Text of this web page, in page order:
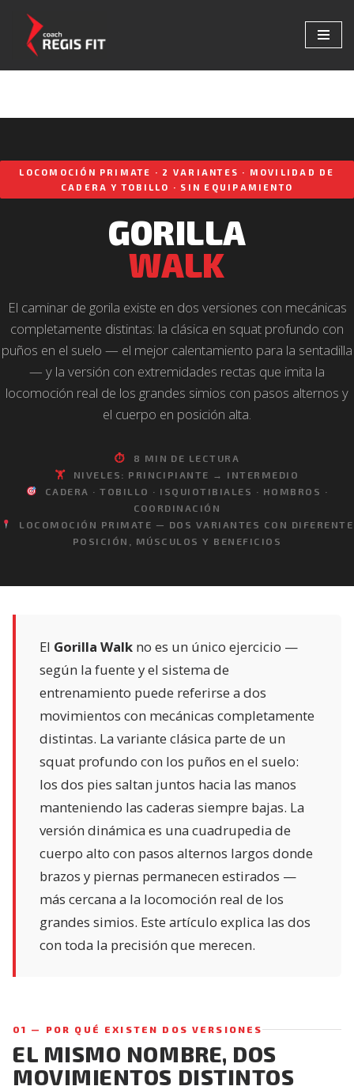
Saltar
LOCOMOCIÓN PRIMATE · 2 VARIANTES · MOVILIDAD DE
CADERA Y TOBILLO · SIN EQUIPAMIENTO
GORILLA
WALK
El caminar de gorila existe en dos versiones con mecánicas
completamente distintas: la clásica en squat profundo con
puños en el suelo — el mejor calentamiento para la sentadilla
— y la versión con extremidades rectas que imita la
locomoción real de los grandes simios con pasos alternos y
el cuerpo en posición alta.
⏱
8 MIN DE LECTURA
🏋️
NIVELES: PRINCIPIANTE → INTERMEDIO
CADERA · TOBILLO · ISQUIOTIBIALES · HOMBROS ·
COORDINACIÓN
LOCOMOCIÓN PRIMATE — DOS VARIANTES CON DIFERENTE
POSICIÓN, MÚSCULOS Y BENEFICIOS
El Gorilla Walk no es un único ejercicio —
según la fuente y el sistema de
entrenamiento puede referirse a dos
movimientos con mecánicas completamente
distintas. La variante clásica parte de un
squat profundo con los puños en el suelo:
los dos pies saltan juntos hacia las manos
manteniendo las caderas siempre bajas. La
versión dinámica es una cuadrupedia de
cuerpo alto con pasos alternos largos donde
brazos y piernas permanecen estirados —
más cercana a la locomoción real de los
grandes simios. Este artículo explica las dos
con toda la precisión que merecen.
01 — POR QUÉ EXISTEN DOS VERSIONES
EL MISMO NOMBRE, DOS
MOVIMIENTOS DISTINTOS